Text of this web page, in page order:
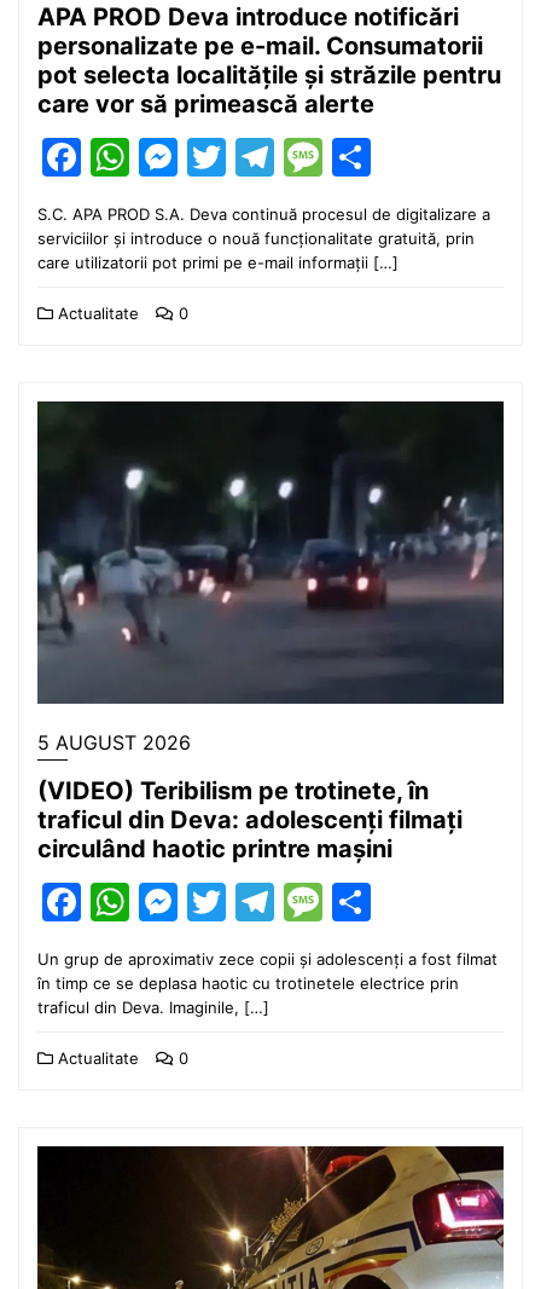
APA PROD Deva introduce notificări
personalizate pe e-mail. Consumatorii
pot selecta localitățile și străzile pentru
care vor să primească alerte
Facebook
WhatsApp
Messenger
Twitter
Telegram
Message
S.C. APA PROD S.A. Deva continuă procesul de digitalizare a
serviciilor și introduce o nouă funcționalitate gratuită, prin
care utilizatorii pot primi pe e-mail informații […]
Actualitate 0
5 AUGUST 2026
(VIDEO) Teribilism pe trotinete, în
traficul din Deva: adolescenți filmați
circulând haotic printre mașini
Facebook
WhatsApp
Messenger
Twitter
Telegram
Message
Un grup de aproximativ zece copii și adolescenți a fost filmat
în timp ce se deplasa haotic cu trotinetele electrice prin
traficul din Deva. Imaginile, […]
Actualitate 0